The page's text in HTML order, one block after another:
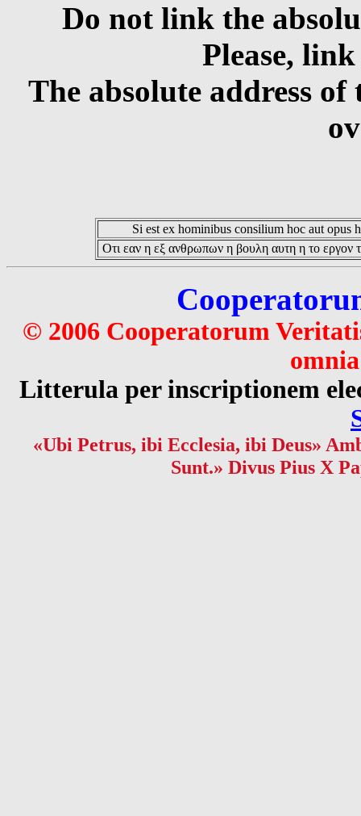
Do not link the
Please,
The absolute address
Si est ex hominibus consilium hoc aut opus
Οτι εαν η εξ ανθρωπων η βουλη αυτη η το εργον
© 2006 Cooperatorum
Litterula per inscriptionem
«Ubi Petrus, ibi Ecclesia, ibi Deus»
Sunt.» Divus Pius X